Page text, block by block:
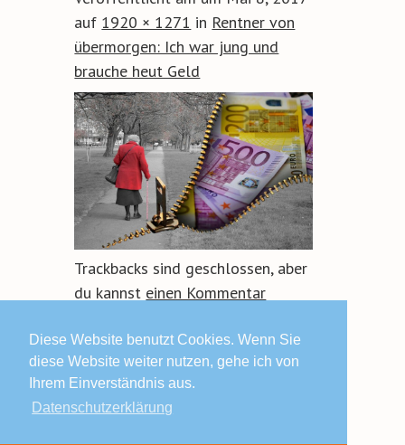
Diese Website benutzt Cookies. Wenn Sie
diese Website weiter nutzen, gehe ich von
Ihrem Einverständnis aus.
Datenschutzerklärung
auf 1920 × 1271 in Rentner von
übermorgen: Ich war jung und
brauche heut Geld
Trackbacks sind geschlossen, aber
du kannst einen Kommentar